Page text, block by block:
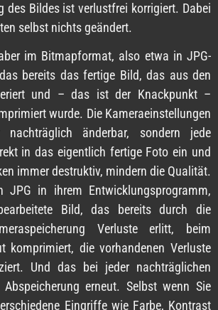
des Bildes ist verlustfrei korrigiert. Dabei
selbst nichts geändert.
im Bitmapformat, also etwa in JPG-
bereits das fertige Bild, das aus den
und – das ist der Knackpunkt –
wurde. Die Kameraeinstellungen
änderbar, sondern jede
in das eigentlich fertige Foto ein und
immer destruktiv, mindern die Qualität.
JPG in ihrem Entwicklungsprogramm,
Bild, das bereits durch die
Verluste erlitt, beim
komprimiert, die vorhandenen Verluste
Und das bei jeder nachträglichen
erneut. Selbst wenn Sie
Eingriffe wie Farbe, Kontrast